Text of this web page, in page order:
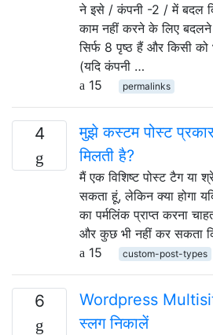
ने इसे / कंपनी -2 / में बदल
काम नहीं करने के लिए
सिर्फ 8 पृष्ठ हैं और किसी को
(यदि कंपनी …
15
permalinks
4
मुझे कस्टम पोस्ट
मिलती है?
मैं एक विशिष्ट पोस्ट टैग या
सकता हूं, लेकिन क्या होगा
का पर्मलिंक प्राप्त करना
और कुछ भी नहीं कर सकता
15
custom-post-types
6
Wordpress
स्लग निकालें